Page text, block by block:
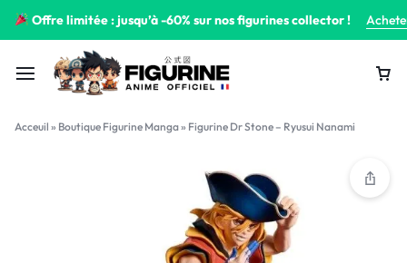
Offre limitée : jusqu’à -60% sur nos figurines collector !
Acceuil » Boutique Figurine Manga» Figurine Dr Stone – Ryusui Nanami